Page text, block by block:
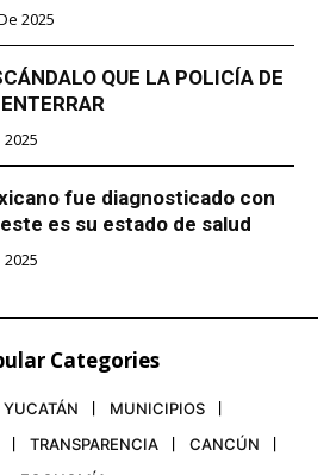
2025
QUE LA POLICÍA DE
fue diagnosticado con
es su estado de salud
Categories
YUCATÁN
MUNICIPIOS
TRANSPARENCIA
CANCÚN